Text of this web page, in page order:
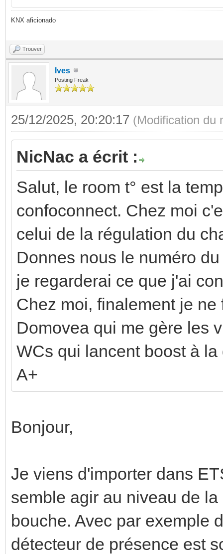
KNX aficionado
Trouver
Ives
Posting Freak
25/12/2025, 20:20:17 (Modification du
NicNac a écrit :
Salut, le room t° est la
confoconnect. Chez moi
celui de la régulation du
Donnes nous le numéro
je regarderai ce que j'ai
Chez moi, finalement je
Domovea qui me gère les
WCs qui lancent boost à la
A+
Bonjour,
Je viens d'importer dans
semble agir au niveau de
bouche. Avec par exemple
détecteur de présence est